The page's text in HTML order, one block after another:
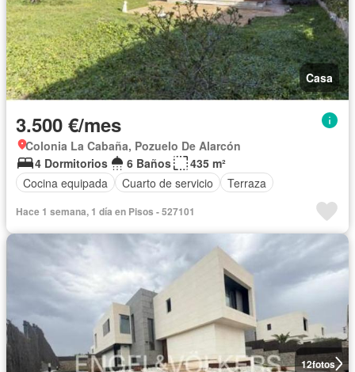
Casa
3.500 €/mes
Colonia La Cabaña, Pozuelo De Alarcón
4 Dormitorios
6 Baños
435 m²
Cocina equipada
Cuarto de servicio Terraza
Hace 1 semana, 1 día en Pisos - 527101
12fotos